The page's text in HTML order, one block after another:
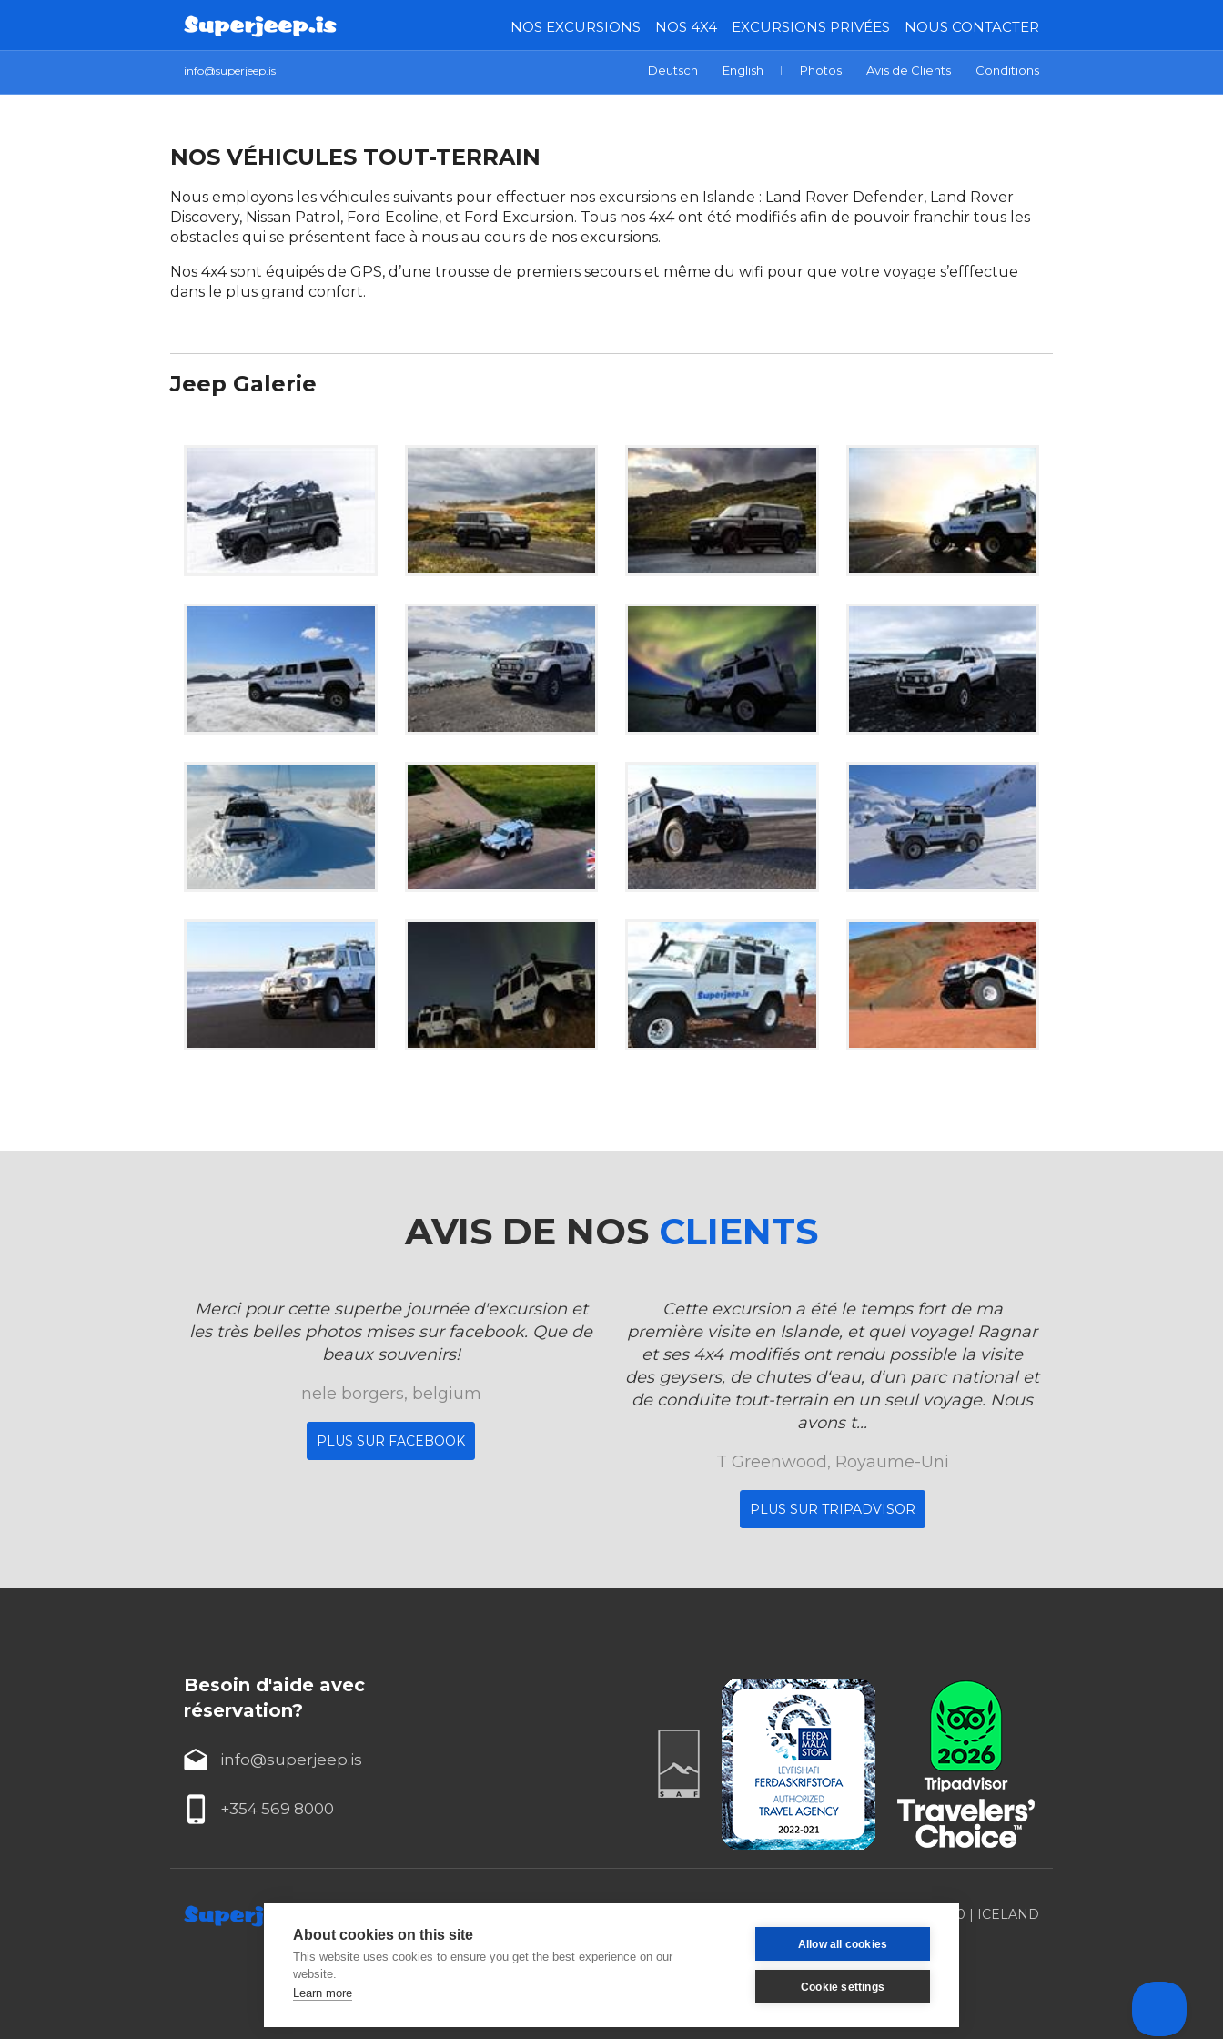
About cookies on this site
This website uses cookies to ensure you get the best experience on our
website.
Learn more
Allow all cookies
Cookie settings
info@superjeep.is Photos Avis de Clients Conditions
Deutsch English
NOS EXCURSIONS NOS 4X4 EXCURSIONS PRIVÉES NOUS CONTACTER
NOS VÉHICULES TOUT-TERRAIN
Nous employons les véhicules suivants pour effectuer nos excursions en Islande : Land Rover Defender, Land Rover
Discovery, Nissan Patrol, Ford Ecoline, et Ford Excursion. Tous nos 4x4 ont été modifiés afin de pouvoir franchir tous les
obstacles qui se présentent face à nous au cours de nos excursions.
Nos 4x4 sont équipés de GPS, d’une trousse de premiers secours et même du wifi pour que votre voyage s’efffectue
dans le plus grand confort.
Jeep Galerie
AVIS DE NOS CLIENTS
Merci pour cette superbe journée d'excursion et
les très belles photos mises sur facebook. Que de
beaux souvenirs!
nele borgers, belgium
PLUS SUR FACEBOOK
Cette excursion a été le temps fort de ma
première visite en Islande, et quel voyage! Ragnar
et ses 4x4 modifiés ont rendu possible la visite
des geysers, de chutes d‘eau, d‘un parc national et
de conduite tout-terrain en un seul voyage. Nous
avons t...
T Greenwood, Royaume-Uni
PLUS SUR TRIPADVISOR
Besoin d'aide avec
réservation?
info@superjeep.is
+354 569 8000
Desjamýri 9 | 270 | ICELAND